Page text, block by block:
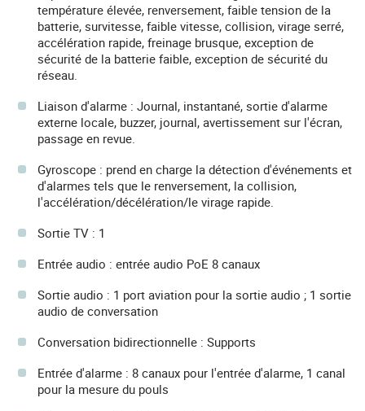
température élevée, renversement, faible tension de la
batterie, survitesse, faible vitesse, collision, virage serré,
accélération rapide, freinage brusque, exception de
sécurité de la batterie faible, exception de sécurité du
réseau.
Liaison d'alarme : Journal, instantané, sortie d'alarme
externe locale, buzzer, journal, avertissement sur l'écran,
passage en revue.
Gyroscope : prend en charge la détection d'événements et
d'alarmes tels que le renversement, la collision,
l'accélération/décélération/le virage rapide.
Sortie TV : 1
Entrée audio : entrée audio PoE 8 canaux
Sortie audio : 1 port aviation pour la sortie audio ; 1 sortie
audio de conversation
Conversation bidirectionnelle : Supports
Entrée d'alarme : 8 canaux pour l'entrée d'alarme, 1 canal
pour la mesure du pouls